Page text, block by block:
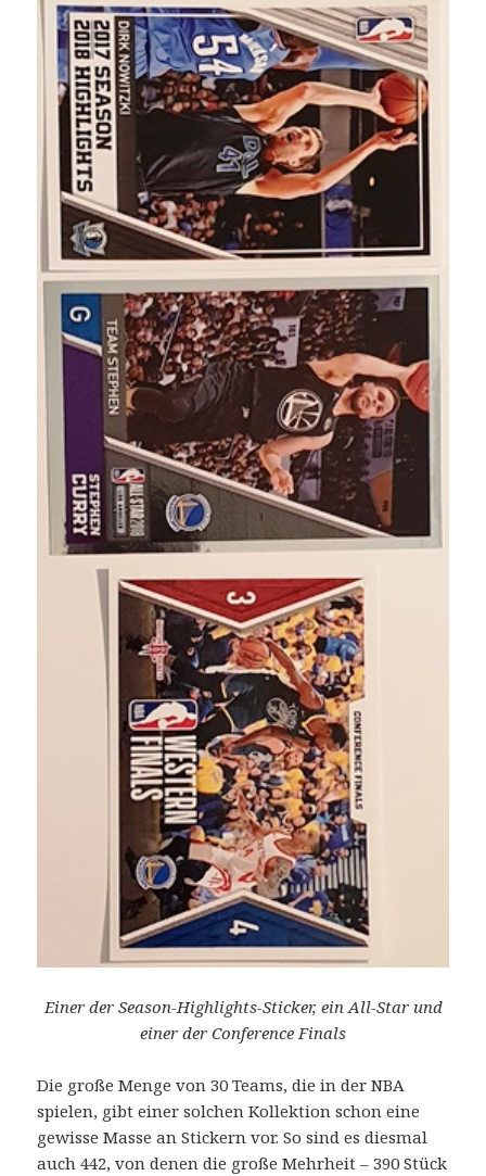
Einer der Season-Highlights-Sticker, ein All-Star und
einer der Conference Finals
Die große Menge von 30 Teams, die in der NBA
spielen, gibt einer solchen Kollektion schon eine
gewisse Masse an Stickern vor. So sind es diesmal
auch 442, von denen die große Mehrheit – 390 Stück